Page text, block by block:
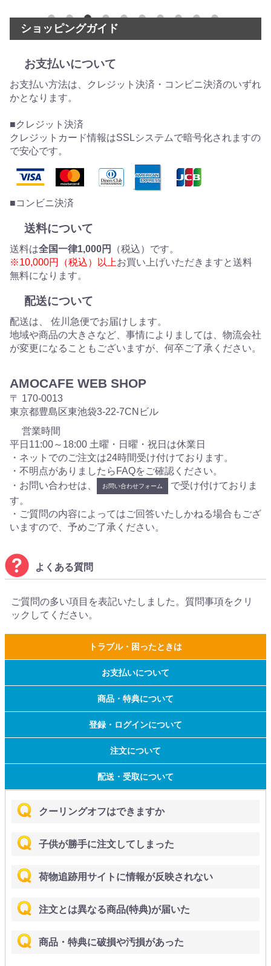
ショッピングガイド
お支払いについて
お支払い方法は、クレジット決済・コンビニ決済のいずれ
かとなります。
■クレジット決済
クレジットカード情報はSSLシステムで暗号化されますの
で安心です。
■コンビニ決済
送料について
送料は全国一律1,000円
（税込）です。
※10,000円（税込）以上お買い上げいただきますと送料
無料になります。
配送について
配送は、 佐川急便でお届けします。
地域や商品の大きさなど、事情によりましては、物流会社
が変更になることもございますが、何卒ご了承ください。
AMOCAFE WEB SHOP
〒 170-0013
東京都豊島区東池袋3-22-7CNビル
営業時間
平日11:00～18:00 土曜・日曜・祝日は休業日
・ネットでのご注文は24時間受け付けております。
・不明点がありましたらFAQをご確認ください。
・お問い合わせは、
お問い合わせフォーム
で受け付けておりま
す。
・ご質問の内容によってはご回答いたしかねる場合もござ
いますので、予めご了承ください。
よくある質問
ご質問の多い項目を表記いたしました。質問事項をクリ
ックしてください。
トラブル・困ったときは
お支払いについて
商品・特典について
登録・ログインについて
注文について
配送・受取について
クーリングオフはできますか
子供が勝手に注文してしまった
荷物追跡用サイトに情報が反映されない
注文とは異なる商品(特典)が届いた
商品・特典に破損や汚損があった